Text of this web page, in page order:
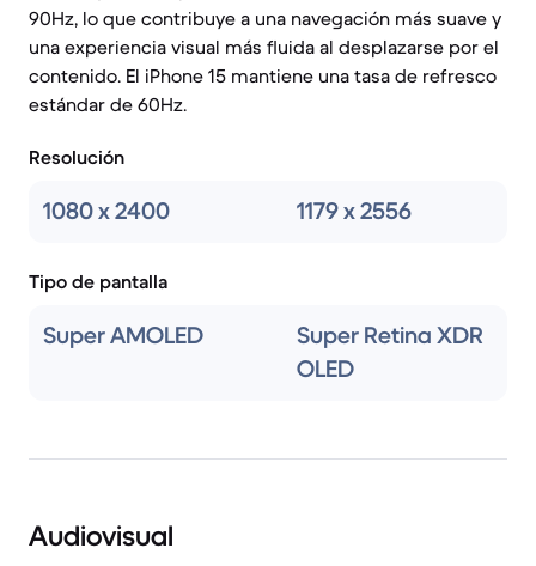
90Hz, lo que contribuye a una navegación más suave y
una experiencia visual más fluida al desplazarse por el
contenido. El iPhone 15 mantiene una tasa de refresco
estándar de 60Hz.
Resolución
1080 x 2400 1179 x 2556
Tipo de pantalla
Super AMOLED
Super Retina XDR
OLED
Audiovisual